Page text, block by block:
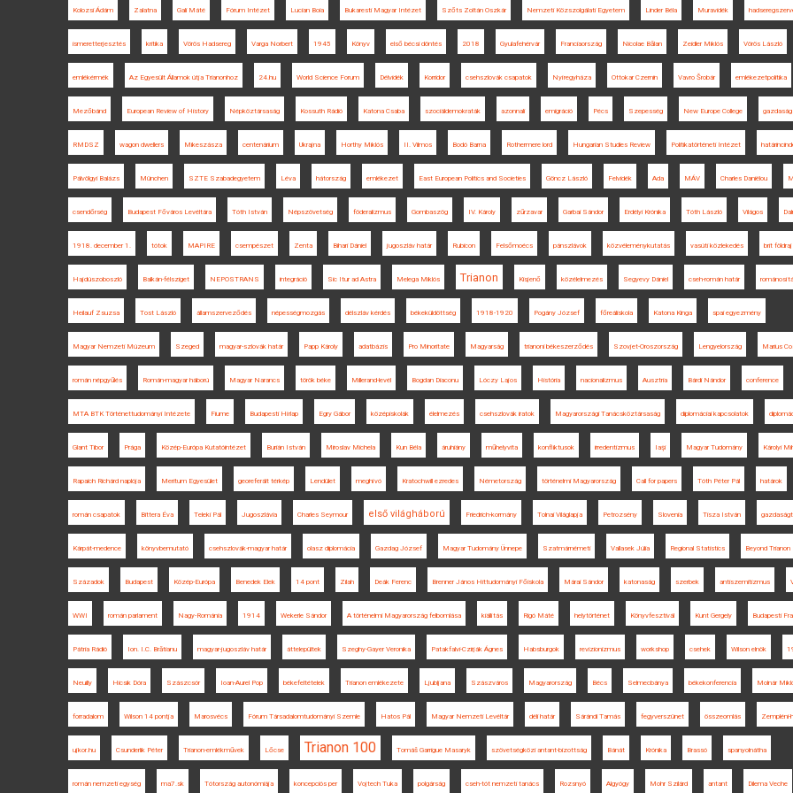
Kolozsi Ádám Zalatna Gali Máté Fórum Intézet Lucian Boia Bukaresti Magyar Intézet Szőts Zoltán Oszkár Nemzeti Közszolgálati Egyetem Linder Béla Muravidék
ismeretterjesztés kritika Vörös Hadsereg Varga Norbert 1945 Könyv első bécsi döntés 2018 Gyulafehérvár Franciaország Nicolae Bălan Zeidler Miklós Vörös László
emlékérmék Az Egyesült Államok útja Trianonhoz 24.hu World Science Forum Délvidék Korridor csehszlovák csapatok Nyíregyháza Ottokar Czernin Vavro Šrobár emlékezetpolitika
Mezőbánd European Review of History Népköztársaság Kossuth Rádió Katona Csaba szociáldemokraták azonnali emigráció Pécs Szepesség New Europe College gazdaság
RMDSZ wagon dwellers Mikeszásza centenárium Ukrajna Horthy Miklós II. Vilmos Bodó Barna Rothermere lord Hungarian Studies Review Politikatörténeti Intézet
Pálvölgyi Balázs München SZTE Szabadegyetem Léva hátország emlékezet East European Politics and Societies Göncz László Felvidék Ada MÁV Charles Daniélou
csendőrség Budapest Főváros Levéltára Tóth István Népszövetség föderalizmus Gombaszög IV. Károly zűrzavar Garbai Sándor Erdélyi Krónika Tóth László Világos
1918. december 1. tótok MAPIRE csempészet Zenta Bihari Dániel jugoszláv határ Rubicon Felsőmoécs pánszlávok közvéleménykutatás vasúti közlekedés brit
Hajdúszoboszló Balkán-félsziget NEPOSTRANS integráció Sic Itur ad Astra Melega Miklós Trianon Kisjenő közélelmezés Segyevy Dániel cseh-román határ
Heilauf Zsuzsa Tost László államszerveződés népességmozgás délszláv kérdés békeküldöttség 1918-1920 Pogány József főreáliskola Katona Kinga spai egyezmény
Magyar Nemzeti Múzeum Szeged magyar-szlovák határ Papp Károly adatbázis Pro Minoritate Magyarság trianoni békeszerződés Szovjet-Oroszország Lengyelország Marius
román népgyűlés Román-magyar háború Magyar Narancs török béke Millerand-levél Bogdan Diaconu Lóczy Lajos História nacionalizmus Ausztria Bárdi Nándor conference
MTA BTK Történettudományi Intézete Fiume Budapesti Hírlap Egry Gábor középiskolák élelmezés csehszlovák iratok Magyarországi Tanácsköztársaság diplomáciai kapcsolatok
Glant Tibor Prága Közép-Európa Kutatóintézet Burián István Miroslav Michela Kun Béla áruhiány műhelyvita konfliktusok irredentizmus Iaşi Magyar Tudomány Károlyi
Rapaich Richárd naplója Meritum Egyesület georeferált térkép Lendület meghívó Kratochwill ezredes Németország történelmi Magyarország Call for papers Tóth Péter Pál határok
román csapatok Bittera Éva Teleki Pál Jugoszlávia Charles Seymour első világháború Friedrich-kormány Tolnai Világlapja Petrozsény Slovenia Tisza István
Kárpát-medence könyvbemutató csehszlovák-magyar határ olasz diplomácia Gazdag József Magyar Tudomány Ünnepe Szatmárnémeti Vallasek Júlia Regional Statistics Beyond Trianon
Századok Budapest Közép-Európa Benedek Elek 14 pont Zilah Deák Ferenc Brenner János Hittudományi Főiskola Márai Sándor katonaság szerbek antiszemitizmus
WWI román parlament Nagy-Románia 1914 Wekerle Sándor A történelmi Magyarország felbomlása kiállítás Rigó Máté helytörténet Könyvfesztivál Kunt Gergely Budapesti
Pátria Rádió Ion. I.C. Brătianu magyar-jugoszláv határ áttelepültek Szeghy-Gayer Veronika Patakfalvi-Czirják Ágnes Habsburgok revizionizmus workshop csehek Wilson elnök
Neuilly Hicsik Dóra Szászcsór Ioan-Aurel Pop békefeltételek Trianon emlékezete Ljubljana Szászváros Magyarország Bécs Selmecbánya békekonferencia Molnár
forradalom Wilson 14 pontja Marosvécs Fórum Társadalomtudományi Szemle Hatos Pál Magyar Nemzeti Levéltár déli határ Sárándi Tamás fegyverszünet összeomlás Zempléni-
ujkor.hu Csunderlik Péter Trianon-emlékművek Lőcse Trianon 100 Tomáš Garrigue Masaryk szövetségközi antant-bizottság Bánát Krónika Brassó spanyolnátha
román nemzeti egység ma7.sk Tótország autonómiája koncepciós per Vojtech Tuka polgárság cseh-tót nemzeti tanács Rozsnyó Algyógy Mohr Szilárd antant Dilema Veche